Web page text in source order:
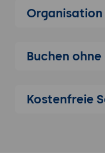
Organisation
Buchen ohne
Kostenfreie